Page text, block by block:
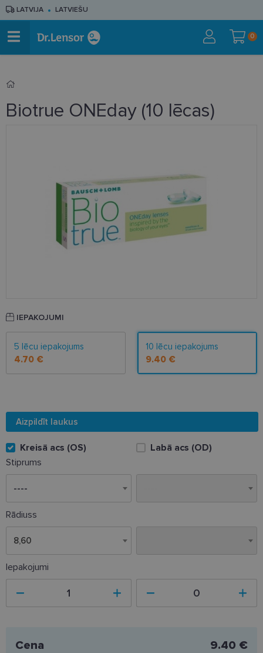
LATVIJA LATVIEŠU
0
Biotrue ONEday (10 lēcas)
IEPAKOJUMI
5 lēcu iepakojums
4.70 €
10 lēcu iepakojums
9.40 €
Aizpildīt laukus
Kreisā acs (OS)
Labā acs (OD)
Stiprums
Rādiuss
8,60
Iepakojumi
Cena 9.40 €